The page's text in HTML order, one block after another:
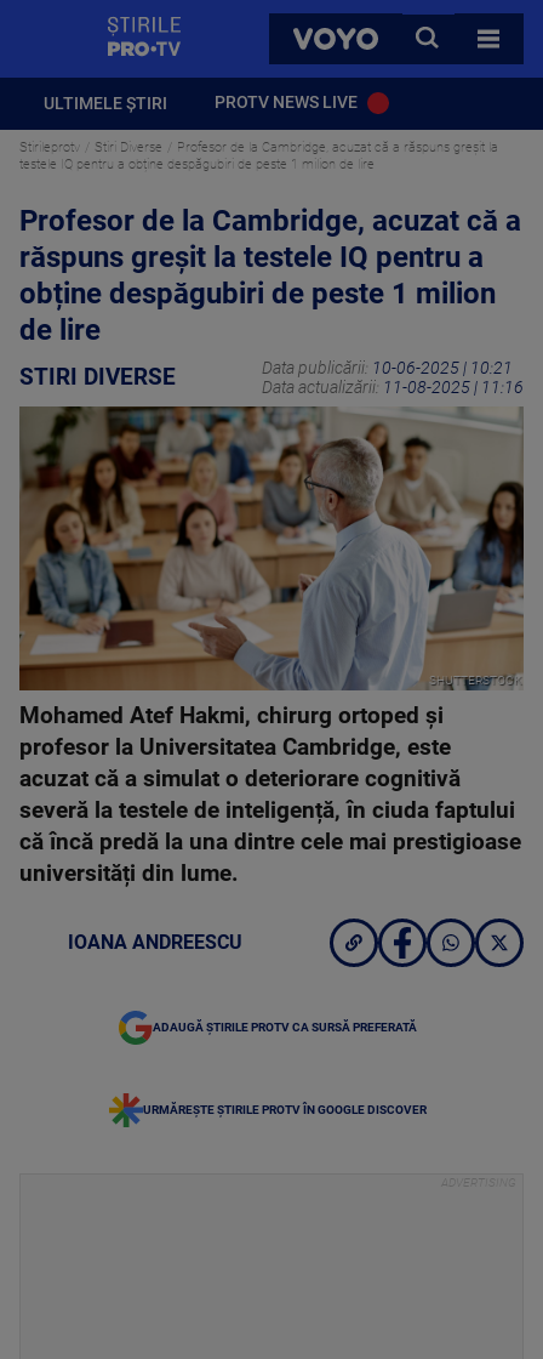
VOYO
CAUTA
TOATE
ULTIMELE ȘTIRI PROTV NEWS LIVE
Stirileprotv Stiri Diverse
Profesor de la Cambridge, acuzat că a răspuns greșit la
testele IQ pentru a obține despăgubiri de peste 1 milion de lire
Profesor de la Cambridge, acuzat că a
răspuns greșit la testele IQ pentru a
obține despăgubiri de peste 1 milion
de lire
STIRI DIVERSE Data publicării: 10-06-2025 | 10:21
Data actualizării: 11-08-2025 | 11:16
SHUTTERSTOCK
Mohamed Atef Hakmi, chirurg ortoped și
profesor la Universitatea Cambridge, este
acuzat că a simulat o deteriorare cognitivă
severă la testele de inteligență, în ciuda faptului
că încă predă la una dintre cele mai prestigioase
universități din lume.
IOANA ANDREESCU
ADAUGĂ ȘTIRILE PROTV CA SURSĂ PREFERATĂ
URMĂREȘTE ȘTIRILE PROTV ÎN GOOGLE DISCOVER